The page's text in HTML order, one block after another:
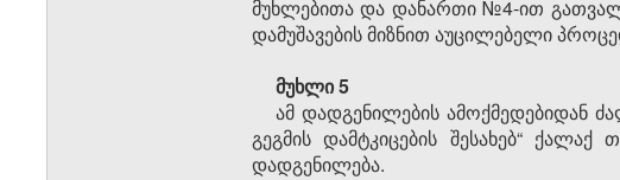
მუხლებითა და დანართი №4-ით
დამუშავების მიზნით აუცილებელი
მუხლი 5
ამ დადგენილების ამოქმედებიდან
გეგმის დამტკიცების შესახებ“
დადგენილება.